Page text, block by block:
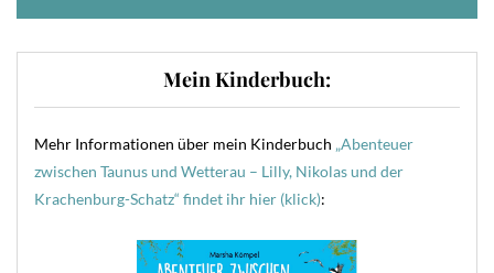
Mein Kinderbuch:
Mehr Informationen über mein Kinderbuch „Abenteuer
zwischen Taunus und Wetterau – Lilly, Nikolas und der
Krachenburg-Schatz“ findet ihr hier (klick):